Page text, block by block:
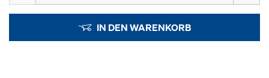
IN DEN WARENKORB